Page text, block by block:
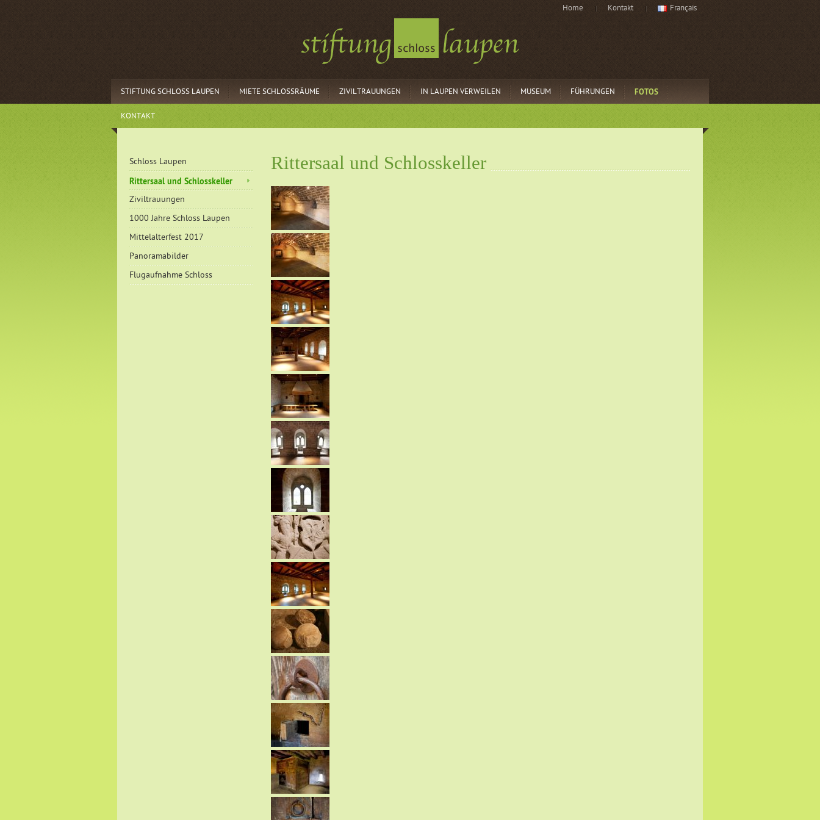
Home Kontakt Français
STIFTUNG SCHLOSS LAUPEN MIETE SCHLOSSRÄUME ZIVILTRAUUNGEN IN LAUPEN VERWEILEN MUSEUM FÜHRUNGEN FOTOS
KONTAKT
Schloss Laupen
Rittersaal und Schlosskeller
Ziviltrauungen
1000 Jahre Schloss Laupen
Mittelalterfest 2017
Panoramabilder
Flugaufnahme Schloss
Rittersaal und Schlosskeller